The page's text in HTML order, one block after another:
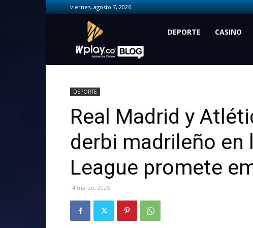
viernes, agosto 7, 2026
Wplay.co
DEPORTE CASINO
DEPORTE
Real Madrid y
derbi madrileño en
League promete
4 marzo, 2025